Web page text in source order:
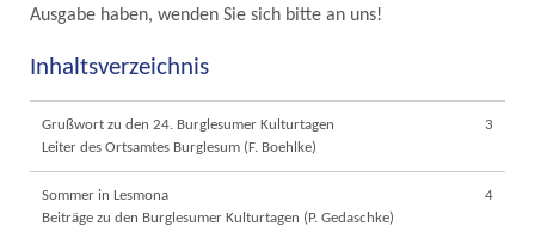
Ausgabe haben, wenden Sie sich bitte an uns!
Inhaltsverzeichnis
Grußwort zu den 24. Burglesumer Kulturtagen
Leiter des Ortsamtes Burglesum (F. Boehlke)
3
Sommer in Lesmona
Beiträge zu den Burglesumer Kulturtagen (P. Gedaschke)
4